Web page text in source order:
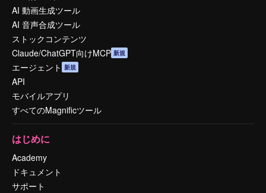
AI 動画生成ツール
AI 音声合成ツール
ストックコンテンツ
Claude/ChatGPT向けMCP 新規
エージェント 新規
API
モバイルアプリ
すべてのMagnificツール
はじめに
Academy
ドキュメント
サポート